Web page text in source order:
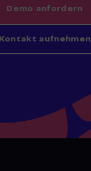
Demo anfordern
Kontakt aufnehmen